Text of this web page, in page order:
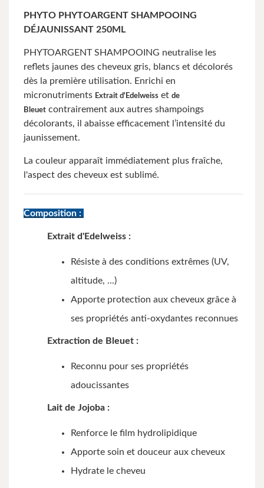
PHYTO PHYTOARGENT SHAMPOOING
DÉJAUNISSANT 250ML
PHYTOARGENT SHAMPOOING neutralise les
reflets jaunes des cheveux gris, blancs et décolorés
dès la première utilisation. Enrichi en
micronutriments Extrait d'Edelweiss et de
Bleuet contrairement aux autres shampoings
décolorants, il abaisse efficacement l’intensité du
jaunissement.
La couleur apparaît immédiatement plus fraîche,
l'aspect des cheveux est sublimé.
Composition :
Extrait d'Edelweiss :
Résiste à des conditions extrêmes (UV,
altitude, ...)
Apporte protection aux cheveux grâce à
ses propriétés anti-oxydantes reconnues
Extraction de Bleuet :
Reconnu pour ses propriétés
adoucissantes
Lait de Jojoba :
Renforce le film hydrolipidique
Apporte soin et douceur aux cheveux
Hydrate le cheveu